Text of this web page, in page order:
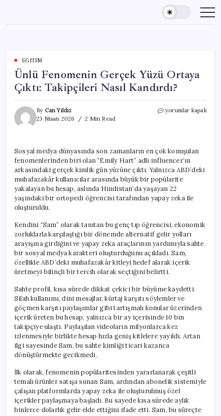
content
EĞITIM
Ünlü Fenomenin Gerçek Yüzü Ortaya
Çıktı: Takipçileri Nasıl Kandırdı?
By Can Yıldız
23 Nisan 2026
2 Min Read
Ünlü
Çıktı:
Takipçileri
Nasıl
Kandırdı?
için
yorumlar kapalı
Sosyal medya dünyasında son zamanların en çok konuşulan
fenomenlerinden biri olan “Emily Hart” adlı influencer’ın
arkasındaki gerçek kimlik gün yüzüne çıktı. Yalnızca ABD’deki
muhafazakâr kullanıcılar arasında büyük bir popülarite
yakalayan bu hesap, aslında Hindistan’da yaşayan 22
yaşındaki bir ortopedi öğrencisi tarafından yapay zeka ile
oluşturuldu.
Kendini “Sam” olarak tanıtan bu genç tıp öğrencisi, ekonomik
zorluklarla karşılaştığı bir dönemde alternatif gelir yolları
arayışına girdiğini ve yapay zeka araçlarının yardımıyla sahte
bir sosyal medya karakteri oluşturduğunu açıkladı. Sam,
özellikle ABD’deki muhafazakâr kitleyi hedef alarak içerik
üretmeyi bilinçli bir tercih olarak seçtiğini belirtti.
Sahte profil, kısa sürede dikkat çekici bir büyüme kaydetti.
Silah kullanımı, dini mesajlar, kürtaj karşıtı söylemler ve
göçmen karşıtı paylaşımlar gibi tartışmalı konular üzerinden
içerik üreten bu hesap, yalnızca bir ay içerisinde 10 bin
takipçiye ulaştı. Paylaşılan videoların milyonlarca kez
izlenmesiyle birlikte hesap hızla geniş kitlelere yayıldı. Artan
ilgi sayesinde Sam, bu sahte kimliği ticari kazanca
dönüştürmekte gecikmedi.
İlk olarak, fenomenin popülaritesinden yararlanarak çeşitli
temalı ürünler satışa sunan Sam, ardından abonelik sistemiyle
çalışan platformlarda yapay zeka ile oluşturulmuş özel
içerikler paylaşmaya başladı. Bu sayede kısa sürede aylık
binlerce dolarlık gelir elde ettiğini ifade etti. Sam, bu süreçte